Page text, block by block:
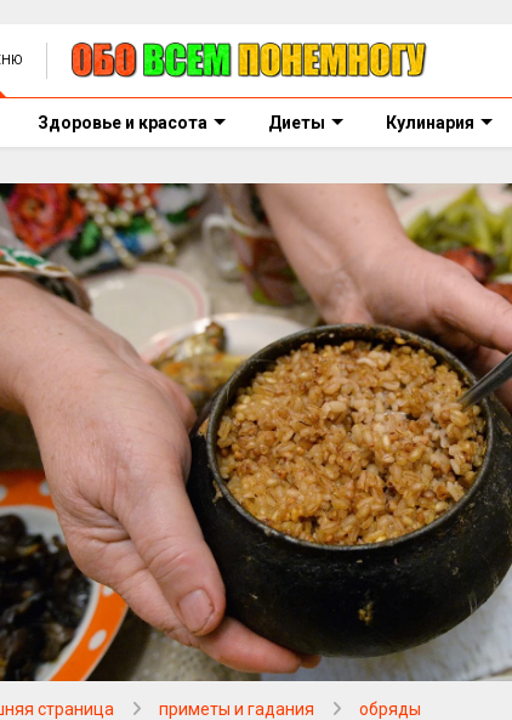
Здоровье и красота Диеты Кулинария
страница приметы и гадания обряды